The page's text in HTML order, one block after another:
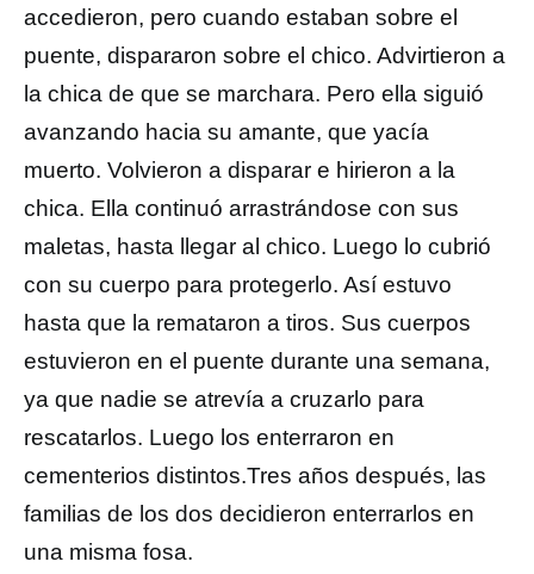
accedieron, pero cuando estaban sobre el
puente, dispararon sobre el chico. Advirtieron a
la chica de que se marchara. Pero ella siguió
avanzando hacia su amante, que yacía
muerto. Volvieron a disparar e hirieron a la
chica. Ella continuó arrastrándose con sus
maletas, hasta llegar al chico. Luego lo cubrió
con su cuerpo para protegerlo. Así estuvo
hasta que la remataron a tiros. Sus cuerpos
estuvieron en el puente durante una semana,
ya que nadie se atrevía a cruzarlo para
rescatarlos. Luego los enterraron en
cementerios distintos.Tres años después, las
familias de los dos decidieron enterrarlos en
una misma fosa.